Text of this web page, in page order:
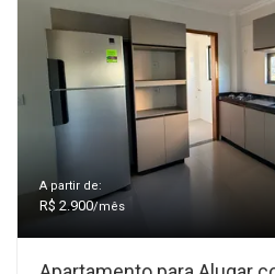
A partir de:
R$ 2.900/mês